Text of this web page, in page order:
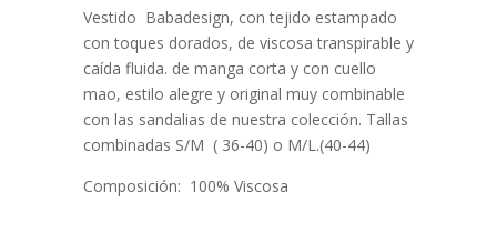
Vestido Babadesign, con tejido estampado
con toques dorados, de viscosa transpirable y
caída fluida. de manga corta y con cuello
mao, estilo alegre y original muy combinable
con las sandalias de nuestra colección. Tallas
combinadas S/M ( 36-40) o M/L.(40-44)
Composición: 100% Viscosa